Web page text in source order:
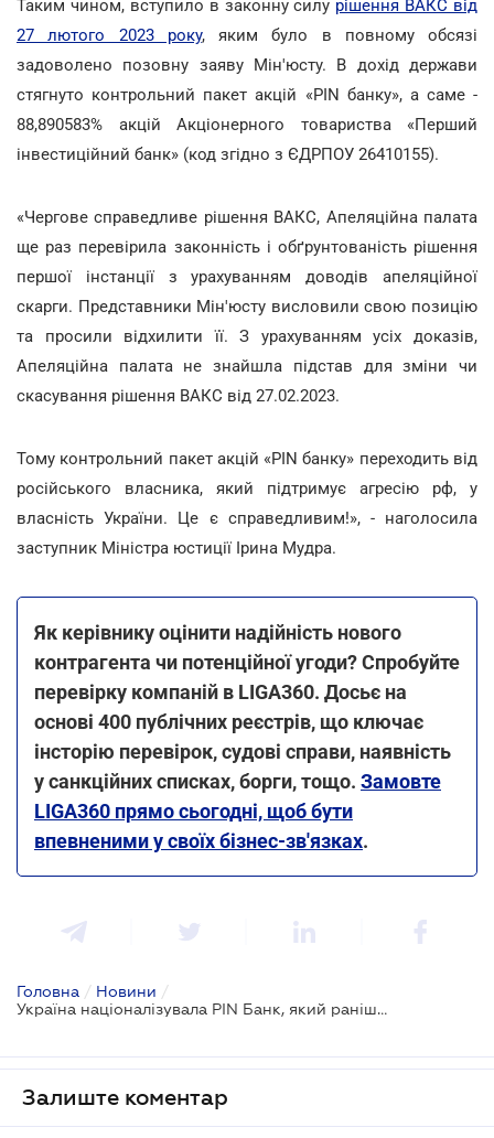
Таким чином, вступило в законну силу рішення ВАКС від
27 лютого 2023 року, яким було в повному обсязі
задоволено позовну заяву Мін'юсту. В дохід держави
стягнуто контрольний пакет акцій «PIN банку», а саме -
88,890583% акцій Акціонерного товариства «Перший
інвестиційний банк» (код згідно з ЄДРПОУ 26410155).
«Чергове справедливе рішення ВАКС, Апеляційна палата
ще раз перевірила законність і обґрунтованість рішення
першої інстанції з урахуванням доводів апеляційної
скарги. Представники Мін'юсту висловили свою позицію
та просили відхилити її. З урахуванням усіх доказів,
Апеляційна палата не знайшла підстав для зміни чи
скасування рішення ВАКС від 27.02.2023.
Тому контрольний пакет акцій «PIN банку» переходить від
російського власника, який підтримує агресію рф, у
власність України. Це є справедливим!», - наголосила
заступник Міністра юстиції Ірина Мудра.
Як керівнику оцінити надійність нового
контрагента чи потенційної угоди? Спробуйте
перевірку компаній в LIGA360. Досьє на
основі 400 публічних реєстрів, що ключає
інсторію перевірок, судові справи, наявність
у санкційних списках, борги, тощо. Замовте
LIGA360 прямо сьогодні, щоб бути
впевненими у своїх бізнес-зв'язках.
Головна / Новини /
Україна націоналізувала PIN Банк, який раніше належав президенту московського ЦСКА
Залиште коментар